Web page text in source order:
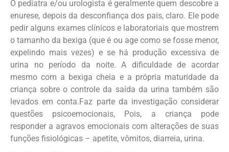
O pediatra e/ou urologista é geralmente quem descobre a
enurese, depois da desconfiança dos pais, claro. Ele pode
pedir alguns exames clínicos e laboratoriais que mostrem
o tamanho da bexiga (que é ou age como se fosse menor,
expelindo mais vezes) e se há produção excessiva de
urina no período da noite. A dificuldade de acordar
mesmo com a bexiga cheia e a própria maturidade da
criança sobre o controle da saída da urina também são
levados em conta.Faz parte da investigação considerar
questões psicoemocionais, Pois, a criança pode
responder a agravos emocionais com alterações de suas
funções fisiológicas – apetite, vômitos, diarreia, urina.